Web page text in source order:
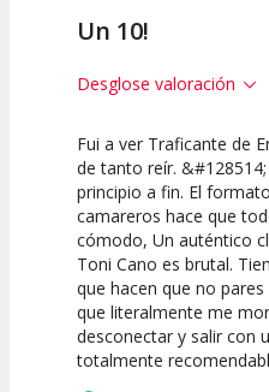
Un 10!
Desglose valoración
10
Calidad del
Espectáculo
10
Puesta en
Escena
Fui a ver Traficante de
de tanto reír.
principio a fin. El
camareros hace que
cómodo, Un auténtico
Toni Cano es brutal.
que hacen que no
que literalmente me
desconectar y salir con
totalmente